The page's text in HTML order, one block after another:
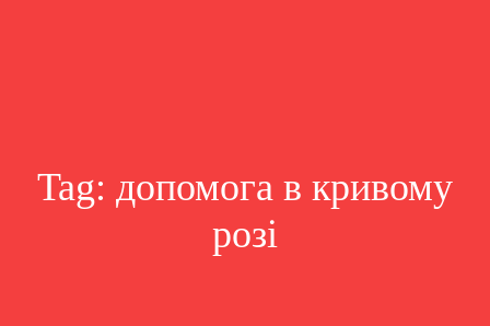
Tag: допомога в кривому
розі